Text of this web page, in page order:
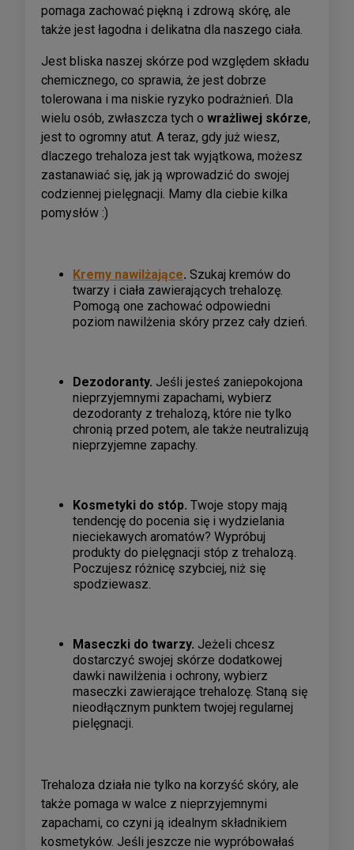
pomaga zachować piękną i zdrową skórę, ale
także jest łagodna i delikatna dla naszego ciała.
Jest bliska naszej skórze pod względem składu
chemicznego, co sprawia, że jest dobrze
tolerowana i ma niskie ryzyko podrażnień. Dla
wielu osób, zwłaszcza tych o wrażliwej skórze,
jest to ogromny atut. A teraz, gdy już wiesz,
dlaczego trehaloza jest tak wyjątkowa, możesz
zastanawiać się, jak ją wprowadzić do swojej
codziennej pielęgnacji. Mamy dla ciebie kilka
pomysłów :)
Kremy nawilżające. Szukaj kremów do
twarzy i ciała zawierających trehalozę.
Pomogą one zachować odpowiedni
poziom nawilżenia skóry przez cały dzień.
Dezodoranty. Jeśli jesteś zaniepokojona
nieprzyjemnymi zapachami, wybierz
dezodoranty z trehalozą, które nie tylko
chronią przed potem, ale także neutralizują
nieprzyjemne zapachy.
Kosmetyki do stóp. Twoje stopy mają
tendencję do pocenia się i wydzielania
nieciekawych aromatów? Wypróbuj
produkty do pielęgnacji stóp z trehalozą.
Poczujesz różnicę szybciej, niż się
spodziewasz.
Maseczki do twarzy. Jeżeli chcesz
dostarczyć swojej skórze dodatkowej
dawki nawilżenia i ochrony, wybierz
maseczki zawierające trehalozę. Staną się
nieodłącznym punktem twojej regularnej
pielęgnacji.
Trehaloza działa nie tylko na korzyść skóry, ale
także pomaga w walce z nieprzyjemnymi
zapachami, co czyni ją idealnym składnikiem
kosmetyków. Jeśli jeszcze nie wypróbowałaś